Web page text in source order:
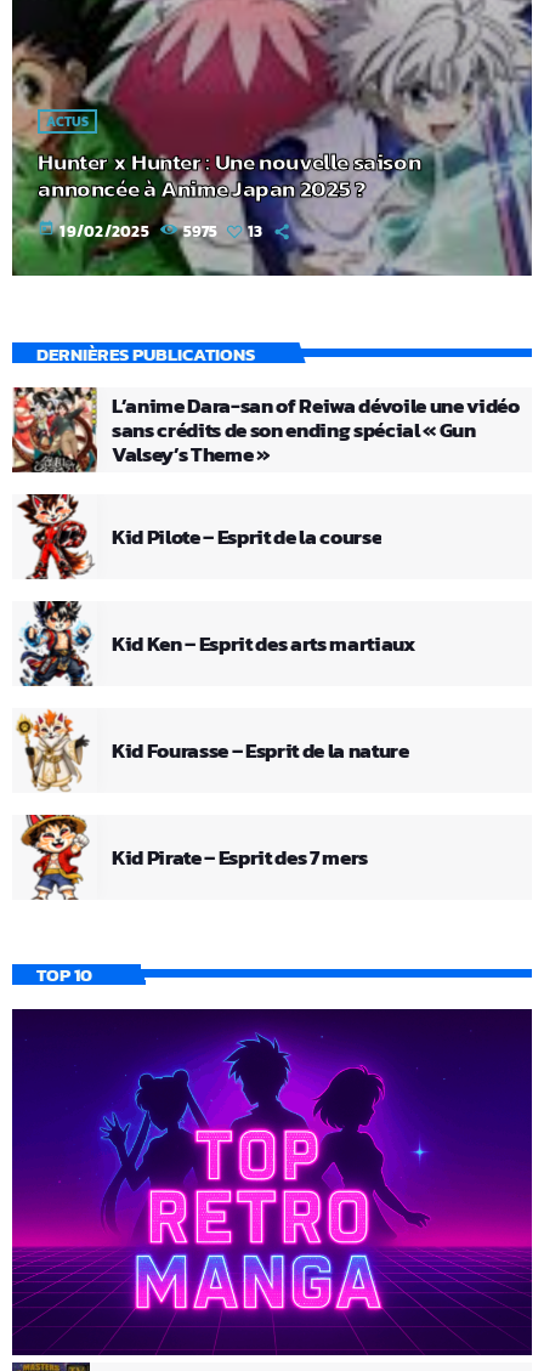
ACTUS
Hunter x Hunter : Une nouvelle saison
annoncée à Anime Japan 2025 ?
today 19/02/2025 5975 13
DERNIÈRES PUBLICATIONS
L’anime Dara-san of Reiwa dévoile une vidéo
sans crédits de son ending spécial « Gun
Valsey’s Theme »
Kid Pilote – Esprit de la course
Kid Ken – Esprit des arts martiaux
Kid Fourasse – Esprit de la nature
Kid Pirate – Esprit des 7 mers
TOP 10